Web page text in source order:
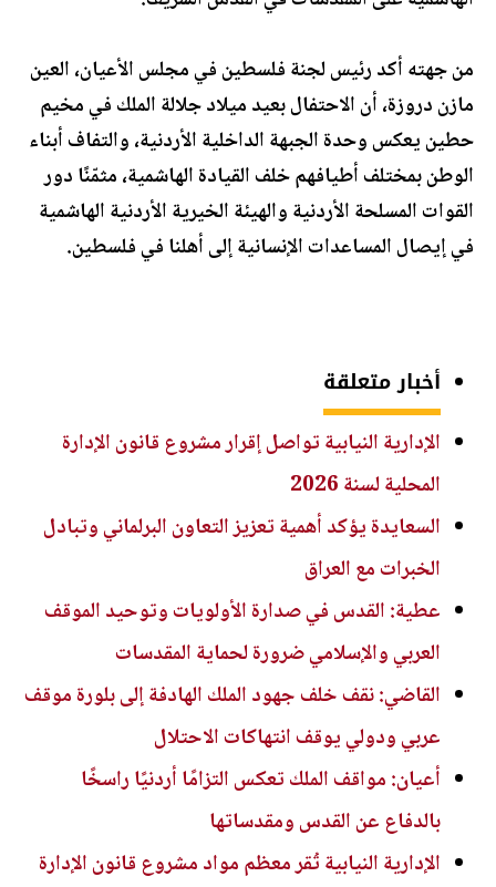
من جهته أكد رئيس لجنة فلسطين في مجلس الأعيان، العين
مازن دروزة، أن الاحتفال بعيد ميلاد جلالة الملك في مخيم
حطين يعكس وحدة الجبهة الداخلية الأردنية، والتفاف أبناء
الوطن بمختلف أطيافهم خلف القيادة الهاشمية، مثمّنًا دور
القوات المسلحة الأردنية والهيئة الخيرية الأردنية الهاشمية
في إيصال المساعدات الإنسانية إلى أهلنا في فلسطين.
أخبار متعلقة
الإدارية النيابية تواصل إقرار مشروع قانون الإدارة
المحلية لسنة 2026
السعايدة يؤكد أهمية تعزيز التعاون البرلماني وتبادل
الخبرات مع العراق
عطية: القدس في صدارة الأولويات وتوحيد الموقف
العربي والإسلامي ضرورة لحماية المقدسات
القاضي: نقف خلف جهود الملك الهادفة إلى بلورة موقف
عربي ودولي يوقف انتهاكات الاحتلال
أعيان: مواقف الملك تعكس التزامًا أردنيًا راسخًا
بالدفاع عن القدس ومقدساتها
الإدارية النيابية تُقر معظم مواد مشروع قانون الإدارة